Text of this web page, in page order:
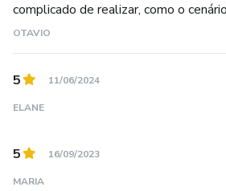
complicado de realizar, como o
OTAVIO
5 11/06/2024
ELANE
5 16/09/2023
MARIA